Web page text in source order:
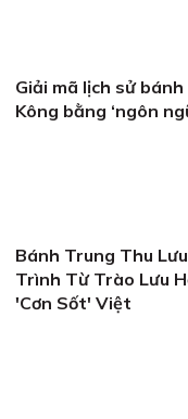
Giải mã lịch sử
Kông bằng ‘ngôn
Bánh Trung Thu
Trình Từ Trào Lưu
'Cơn Sốt' Việt